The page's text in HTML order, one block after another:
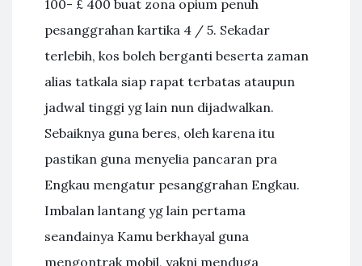
100- £ 400 buat zona opium penuh
pesanggrahan kartika 4 / 5. Sekadar
terlebih, kos boleh berganti beserta zaman
alias tatkala siap rapat terbatas ataupun
jadwal tinggi yg lain nun dijadwalkan.
Sebaiknya guna beres, oleh karena itu
pastikan guna menyelia pancaran pra
Engkau mengatur pesanggrahan Engkau.
Imbalan lantang yg lain pertama
seandainya Kamu berkhayal guna
mengontrak mobil, yakni menduga